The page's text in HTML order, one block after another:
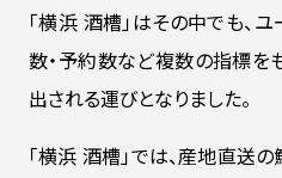
「横浜 酒槽」はその中でも、
数・予約数など複数の指標を
出される運びとなりました。
「横浜 酒槽」では、産地直送